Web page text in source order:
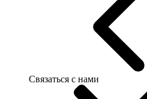
Связаться с нами